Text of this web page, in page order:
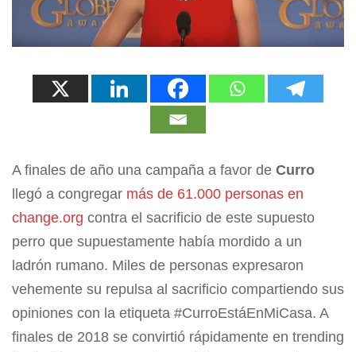
A finales de año una campaña a favor de Curro
llegó a congregar más de 61.000 personas en
change.org contra el sacrificio de este supuesto
perro que supuestamente había mordido a un
ladrón rumano. Miles de personas expresaron
vehemente su repulsa al sacrificio compartiendo sus
opiniones con la etiqueta #CurroEstáEnMiCasa. A
finales de 2018 se convirtió rápidamente en trending